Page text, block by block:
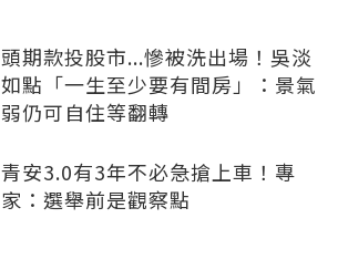
頭期款投股市...慘被洗出場！吳淡
如點「一生至少要有間房」：景氣
弱仍可自住等翻轉
青安3.0有3年不必急搶上車！專
家：選舉前是觀察點